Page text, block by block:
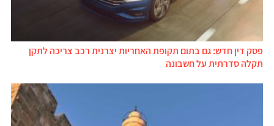
פסק דין חדש: גם בתום תקופת האחריות יצרנית רכב צריכה לתקן
תקלה סדרתית על חשבונה